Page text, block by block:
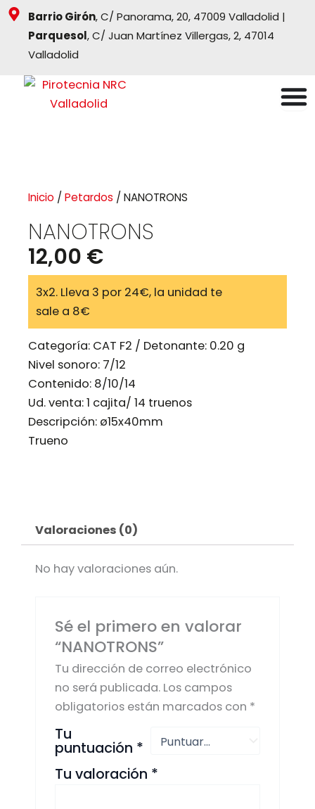
contenido
Barrio Girón, C/ Panorama, 20, 47009 Valladolid |
Parquesol, C/ Juan Martínez Villergas, 2, 47014
Valladolid
Inicio / Petardos / NANOTRONS
NANOTRONS
12,00 €
3x2. Lleva 3 por 24€, la unidad te
sale a 8€
Categoría: CAT F2 / Detonante: 0.20 g
Nivel sonoro: 7/12
Contenido: 8/10/14
Ud. venta: 1 cajita/ 14 truenos
Descripción: ø15x40mm
Trueno
Valoraciones (0)
No hay valoraciones aún.
Sé el primero en valorar
“NANOTRONS”
Tu dirección de correo electrónico
no será publicada. Los campos
obligatorios están marcados con *
Tu
puntuación *
Tu valoración *